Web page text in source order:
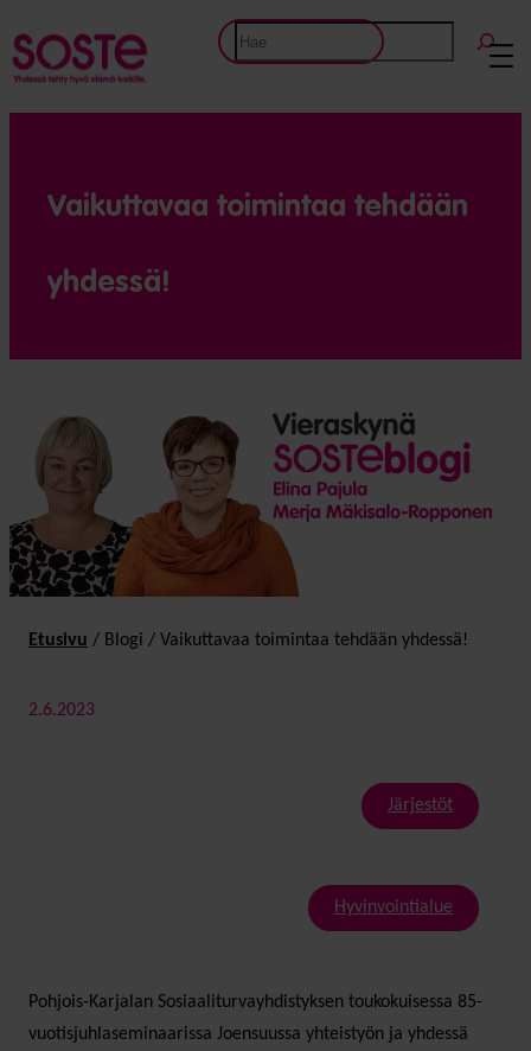
Etsi
Vaikuttavaa toimintaa tehdään
yhdessä!
Etusivu / Blogi / Vaikuttavaa toimintaa tehdään yhdessä!
2.6.2023
Järjestöt
Hyvinvointialue
Pohjois-Karjalan Sosiaaliturvayhdistyksen toukokuisessa 85-
vuotisjuhlaseminaarissa Joensuussa yhteistyön ja yhdessä